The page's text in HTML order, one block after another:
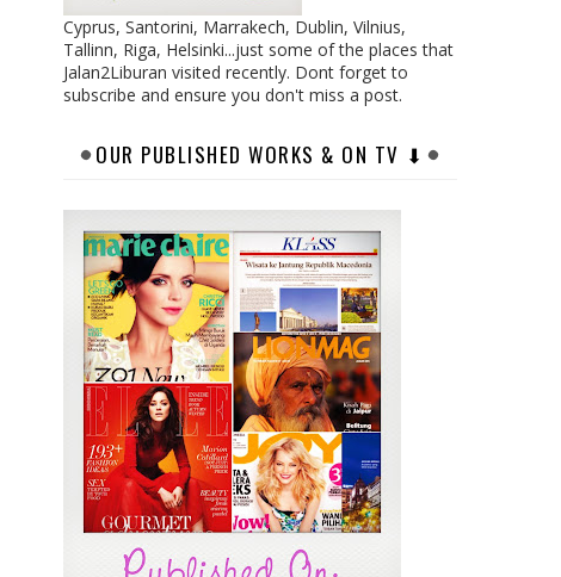
Cyprus, Santorini, Marrakech, Dublin, Vilnius,
Tallinn, Riga, Helsinki...just some of the places that
Jalan2Liburan visited recently. Dont forget to
subscribe and ensure you don't miss a post.
OUR PUBLISHED WORKS & ON TV ⬇︎